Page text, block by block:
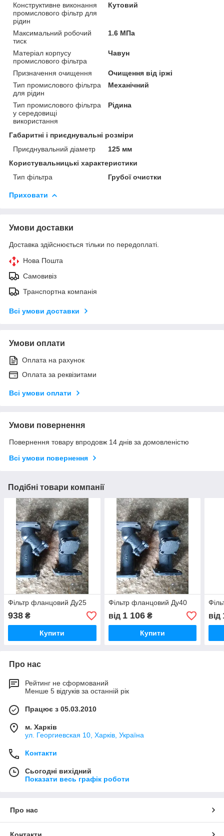
Конструктивне виконання
промислового фільтр для
рідин
Кутовий
Максимальний робочий
тиск
1.6 МПа
Матеріал корпусу
промислового фільтра
Чавун
Призначення очищення
Очищення від іржі
Тип промислового фільтра
для рідин
Механічний
Тип промислового фільтра
у середовищі
використання
Рідина
Габаритні і приєднувальні розміри
Приєднувальний діаметр
125 мм
Користувальницькі характеристики
Тип фільтра
Грубої очистки
Приховати
Умови доставки
Доставка здійснюється тільки по передоплаті.
Нова Пошта
Самовивіз
Транспортна компанія
Всі умови доставки
Умови оплати
Оплата на рахунок
Оплата за реквізитами
Всі умови оплати
Умови повернення
Повернення товару впродовж 14 днів за домовленістю
Всі умови повернення
Подібні товари компанії
Фільтр фланцовий Ду25
938 ₴
Купити
Фільтр фланцовий Ду40
від 1 106₴
Купити
від
Про нас
Рейтинг не сформований
Менше 5 відгуків за останній рік
Працює з 05.03.2010
м. Харків
ул. Георгиевская 10, Харків, Україна
Контакти
Сьогодні вихідний
Показати весь графік роботи
Про нас